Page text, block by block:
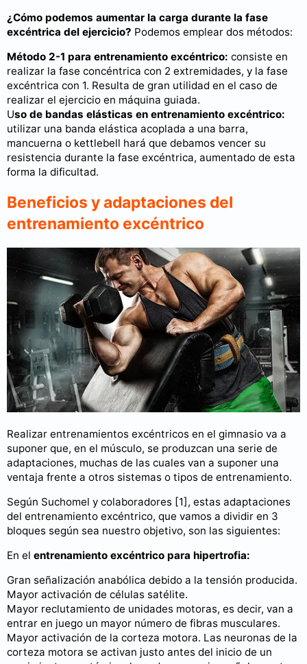
¿Cómo podemos aumentar la carga durante la fase
excéntrica del ejercicio? Podemos emplear dos métodos:
Método 2-1 para entrenamiento excéntrico: consiste en
realizar la fase concéntrica con 2 extremidades, y la fase
excéntrica con 1. Resulta de gran utilidad en el caso de
realizar el ejercicio en máquina guiada.
Uso de bandas elásticas en entrenamiento excéntrico:
utilizar una banda elástica acoplada a una barra,
mancuerna o kettlebell hará que debamos vencer su
resistencia durante la fase excéntrica, aumentado de esta
forma la dificultad.
Beneficios y adaptaciones del
entrenamiento excéntrico
Realizar entrenamientos excéntricos en el gimnasio va a
suponer que, en el músculo, se produzcan una serie de
adaptaciones, muchas de las cuales van a suponer una
ventaja frente a otros sistemas o tipos de entrenamiento.
Según Suchomel y colaboradores [1], estas adaptaciones
del entrenamiento excéntrico, que vamos a dividir en 3
bloques según sea nuestro objetivo, son las siguientes:
En el entrenamiento excéntrico para hipertrofia:
Gran señalización anabólica debido a la tensión producida.
Mayor activación de células satélite.
Mayor reclutamiento de unidades motoras, es decir, van a
entrar en juego un mayor número de fibras musculares.
Mayor activación de la corteza motora. Las neuronas de la
corteza motora se activan justo antes del inicio de un